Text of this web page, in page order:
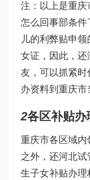
注：以上是重庆
怎么回事部条件
儿的利弊贴申领
女证，因此，还
友，可以抓紧时
办资料到重庆市
2各区补贴办
重庆市各区域
之外，还河北试
生子女补贴办理